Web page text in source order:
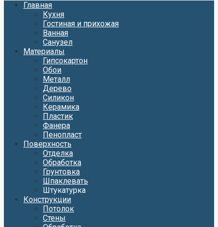
Главная
Кухня
Гостиная и прихожая
Ванная
Санузел
Материалы
Гипсокартон
Обои
Металл
Дерево
Силикон
Керамика
Пластик
Фанера
Пенопласт
Поверхность
Отделка
Обработка
Грунтовка
Шпаклевать
Штукатурка
Конструкции
Потолок
Стены